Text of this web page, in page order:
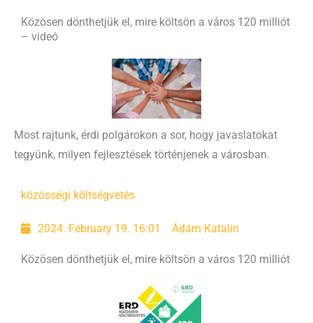
Közösen dönthetjük el, mire költsön a város 120 milliót
– videó
Most rajtunk, érdi polgárokon a sor, hogy javaslatokat
tegyünk, milyen fejlesztések történjenek a városban.
közösségi költségvetés
2024. February 19. 16:01 Ádám Katalin
Közösen dönthetjük el, mire költsön a város 120 milliót